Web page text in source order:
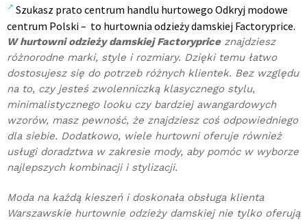
Szukasz prato centrum handlu hurtowego Odkryj modowe
centrum Polski – to hurtownia odzieży damskiej Factoryprice.
W hurtowni odzieży damskiej Factorypriceznajdziesz
różnorodne marki, style i rozmiary. Dzięki temu łatwo
dostosujesz się do potrzeb różnych klientek. Bez względu
na to, czy jesteś zwolenniczką klasycznego stylu,
minimalistycznego looku czy bardziej awangardowych
wzorów, masz pewność, że znajdziesz coś odpowiedniego
dla siebie. Dodatkowo, wiele hurtowni oferuje również
usługi doradztwa w zakresie mody, aby pomóc w wyborze
najlepszych kombinacji i stylizacji.
Moda na każdą kieszeń i doskonała obsługa klienta
Warszawskie hurtownie odzieży damskiej nie tylko oferują